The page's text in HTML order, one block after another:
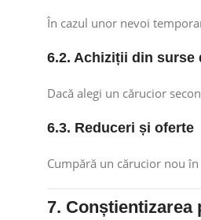
În cazul unor nevoi
6.2. Achiziții din surse
Dacă alegi un cărucior
6.3. Reduceri și oferte
Cumpără un cărucior nou
7.